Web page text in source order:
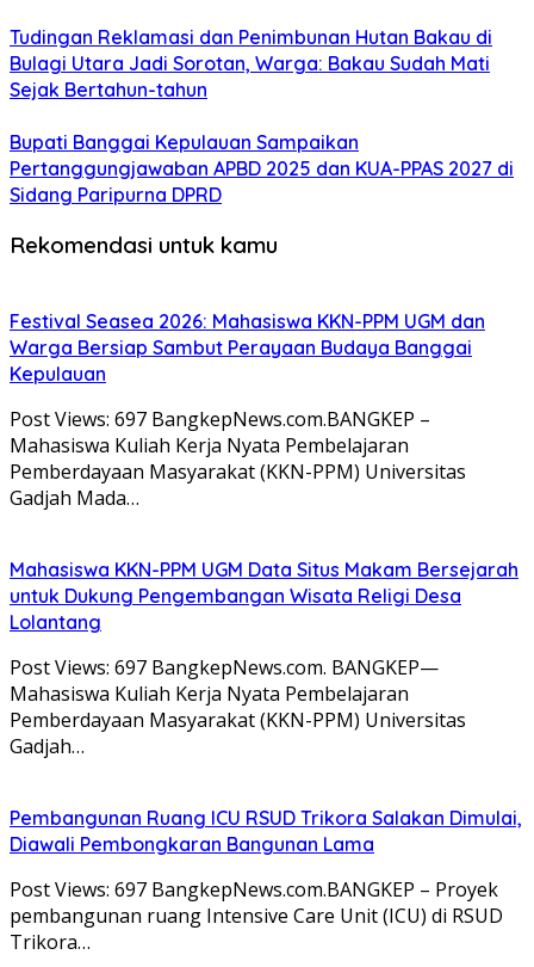
Tudingan Reklamasi dan Penimbunan Hutan Bakau di
Bulagi Utara Jadi Sorotan, Warga: Bakau Sudah Mati
Sejak Bertahun-tahun
Bupati Banggai Kepulauan Sampaikan
Pertanggungjawaban APBD 2025 dan KUA-PPAS 2027 di
Sidang Paripurna DPRD
Rekomendasi untuk kamu
Festival Seasea 2026: Mahasiswa KKN-PPM UGM dan
Warga Bersiap Sambut Perayaan Budaya Banggai
Kepulauan
Post Views: 697 BangkepNews.com.BANGKEP –
Mahasiswa Kuliah Kerja Nyata Pembelajaran
Pemberdayaan Masyarakat (KKN-PPM) Universitas
Gadjah Mada…
Mahasiswa KKN-PPM UGM Data Situs Makam Bersejarah
untuk Dukung Pengembangan Wisata Religi Desa
Lolantang
Post Views: 697 BangkepNews.com. BANGKEP—
Mahasiswa Kuliah Kerja Nyata Pembelajaran
Pemberdayaan Masyarakat (KKN-PPM) Universitas
Gadjah…
Pembangunan Ruang ICU RSUD Trikora Salakan Dimulai,
Diawali Pembongkaran Bangunan Lama
Post Views: 697 BangkepNews.com.BANGKEP – Proyek
pembangunan ruang Intensive Care Unit (ICU) di RSUD
Trikora…